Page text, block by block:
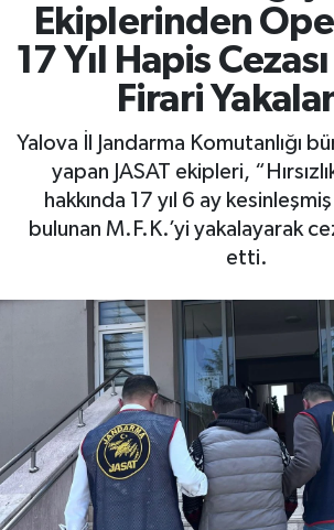
Ekiplerinden
17 Yıl Hapis
Firari
Yalova İl Jandarma Komutanlığı
yapan JASAT ekipleri,
hakkında 17 yıl 6 ay
bulunan M.F.K.’yi yakalayarak
etti.
Yaşam